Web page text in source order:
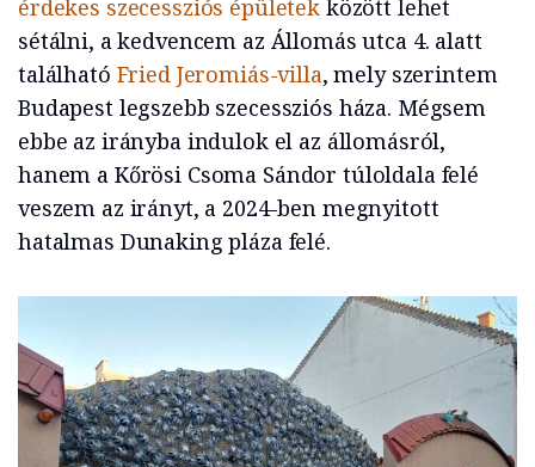
érdekes szecessziós épületekközött lehet
sétálni, a kedvencem az Állomás utca 4. alatt
található Fried Jeromiás-villa, mely szerintem
Budapest legszebb szecessziós háza. Mégsem
ebbe az irányba indulok el az állomásról,
hanem a Kőrösi Csoma Sándor túloldala felé
veszem az irányt, a 2024-ben megnyitott
hatalmas Dunaking pláza felé.